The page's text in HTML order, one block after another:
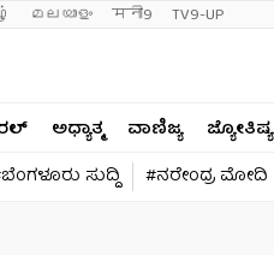
മലയാളം मनी9 TV9-UP
ಅಧ್ಯಾತ್ಮ ವಾಣಿಜ್ಯ ಜ್ಯೋತಿಷ್ಯ
ಸುದ್ದಿ #ನರೇಂದ್ರ ಮೋದಿ